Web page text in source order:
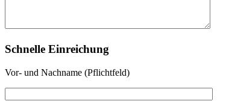
Schnelle Einreichung
Vor- und Nachname (Pflichtfeld)